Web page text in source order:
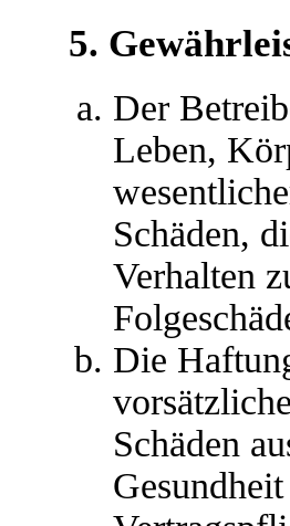
5.
Der
Leben,
Schäden,
Verhalten
Die
Schäden